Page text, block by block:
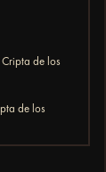
Cripta de los
de los